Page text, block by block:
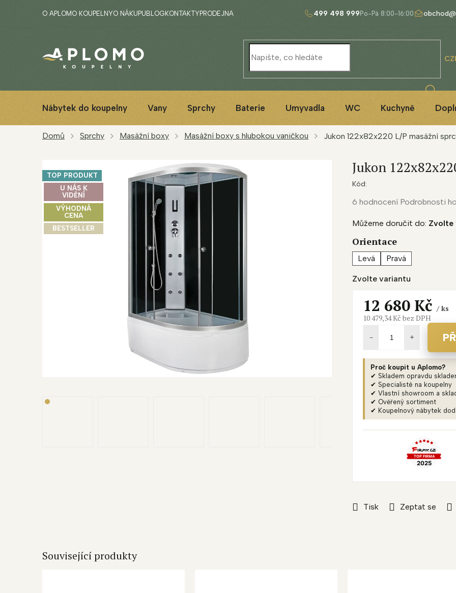
499 498 999
O APLOMO KOUPELNYO NÁKUPU BLOG KONTAKTY PRODEJNA
Nábytek do koupelny Vany Sprchy Baterie Umyvadla WC Kuchyně
Domů Sprchy Masážní boxy Masážní boxy s hlubokou vaničkou Jukon 122x82x220 L/P masážní
TOP PRODUKT
U NÁS K
VIDĚNÍ
VÝHODNÁ
CENA
BESTSELLER
Zvolte variantu
Můžeme doručit do: Zvolte
Orientace
Levá Pravá
Tisk Zeptat se
Jukon
Kód:
Průměrné
produktu
4,2
5
hvězdiček.
6 hodnocení Podrobnosti
12 680 Kč/ ks
10 479,34 Kč bez DPH
Proč koupit u Aplomo?
✔ Skladem opravdu
✔ Specialisté na koupelny
✔ Vlastní showroom a
✔ Ověřený sortiment
✔ Koupelnový nábytek
Související produkty